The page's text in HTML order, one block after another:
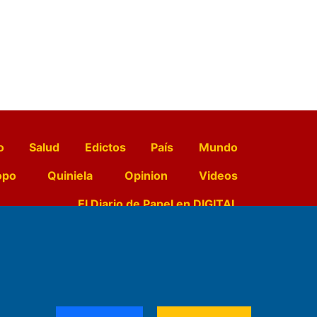
Salud Edictos País
Mundo
Quiniela Opinion
Videos
El Diario de Papel en DIGITAL